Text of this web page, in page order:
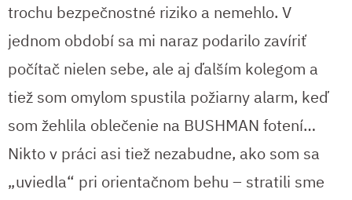
trochu bezpečnostné riziko a nemehlo. V
jednom období sa mi naraz podarilo zavíriť
počítač nielen sebe, ale aj ďalším kolegom a
tiež som omylom spustila požiarny alarm, keď
som žehlila oblečenie na BUSHMAN fotení…
Nikto v práci asi tiež nezabudne, ako som sa
„uviedla“ pri orientačnom behu – stratili sme